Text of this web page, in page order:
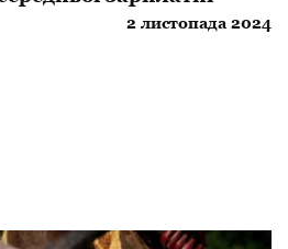
2 листопада 2024